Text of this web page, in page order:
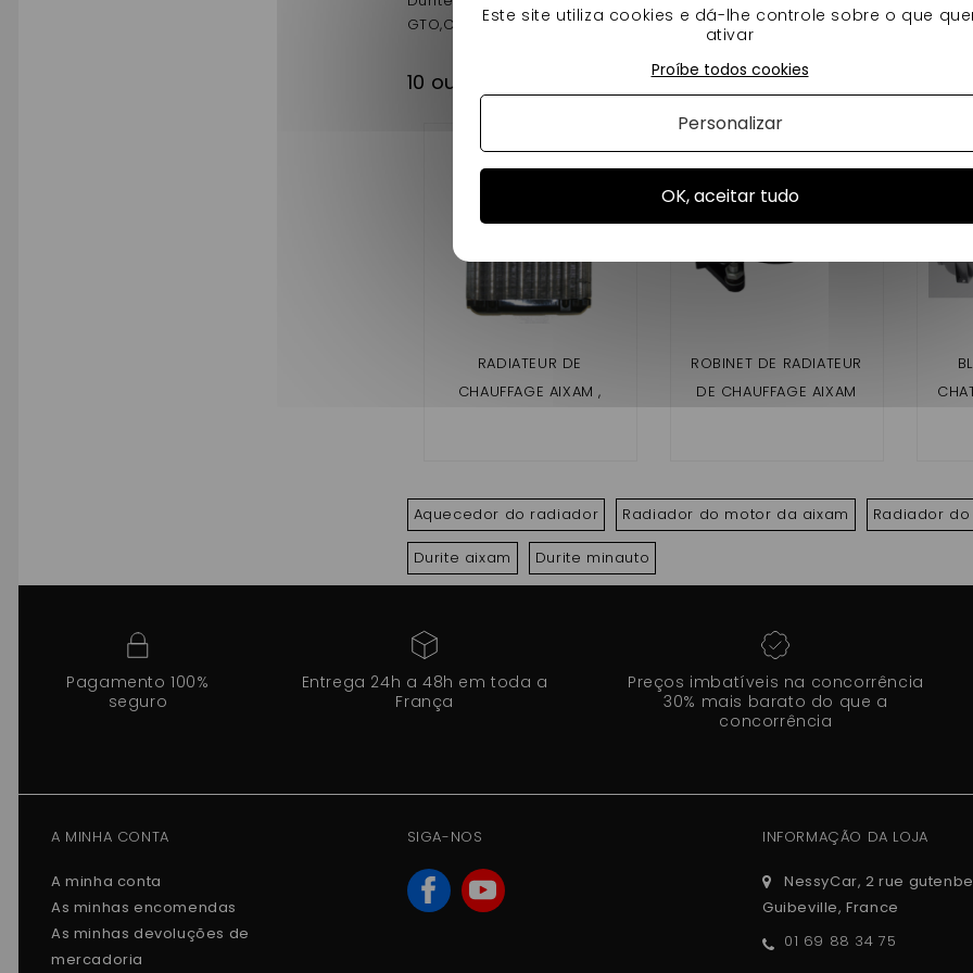
GTO,CROSSOVER ,MEGA D'ORIGINE POUR VOITURE SANS PERMIS KUBOTA.
10 outros produtos na mesma categoria:
RADIATEUR DE
CHAUFFAGE AIXAM ,
ROXSY ,TITANE XHEOS
ROBINET DE RADIATEUR
DE CHAUFFAGE AIXAM
ROXSY ,TITANE XHEOS
Aquecedor do radiador Radiador do motor da aixam Radiador
Durite aixam Durite minauto
Pagamento 100%
seguro
Entrega 24h a 48h em toda a
França
Preços imbatíveis na concorrência
30% mais barato do que a
concorrência
A MINHA CONTA
A minha conta
As minhas encomendas
As minhas devoluções de
mercadoria
SIGA-NOS INFORMAÇÃO DA LOJA
NessyCar, 2 rue
Guibeville, France
01 69 88 34 75
Este site utiliza cookies e dá-lhe controle sobre o que
ativar
OK, aceitar tudo
Proíbe todos cookies
Personalizar